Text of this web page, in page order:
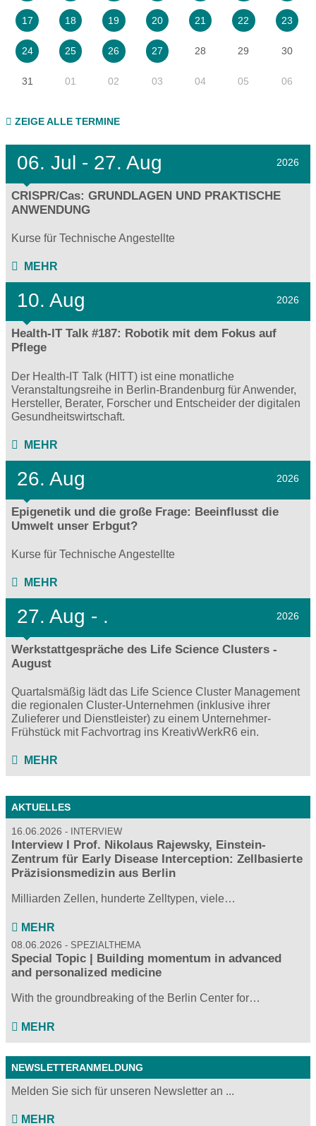
17 18 19 20 21 22 23
24 25 26 27 28 29 30
31 01 02 03 04 05 06
ZEIGE ALLE TERMINE
06. Jul - 27. Aug 2026
CRISPR/Cas: GRUNDLAGEN UND PRAKTISCHE
ANWENDUNG
Kurse für Technische Angestellte
MEHR
10. Aug 2026
Health-IT Talk #187: Robotik mit dem Fokus auf
Pflege
Der Health-IT Talk (HITT) ist eine monatliche
Veranstaltungsreihe in Berlin-Brandenburg für Anwender,
Hersteller, Berater, Forscher und Entscheider der digitalen
Gesundheitswirtschaft.
MEHR
26. Aug 2026
Epigenetik und die große Frage: Beeinflusst die
Umwelt unser Erbgut?
Kurse für Technische Angestellte
MEHR
27. Aug - . 2026
Werkstattgespräche des Life Science Clusters -
August
Quartalsmäßig lädt das Life Science Cluster Management
die regionalen Cluster-Unternehmen (inklusive ihrer
Zulieferer und Dienstleister) zu einem Unternehmer-
Frühstück mit Fachvortrag ins KreativWerkR6 ein.
MEHR
AKTUELLES
16.06.2026 INTERVIEW
Interview I Prof. Nikolaus Rajewsky, Einstein-
Zentrum für Early Disease Interception: Zellbasierte
Präzisionsmedizin aus Berlin
Milliarden Zellen, hunderte Zelltypen, viele…
MEHR
08.06.2026 SPEZIALTHEMA
Special Topic | Building momentum in advanced
and personalized medicine
With the groundbreaking of the Berlin Center for…
MEHR
NEWSLETTERANMELDUNG
Melden Sie sich für unseren Newsletter an ...
MEHR